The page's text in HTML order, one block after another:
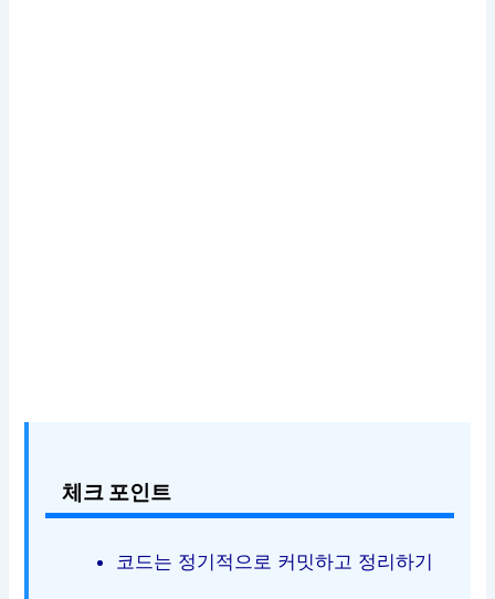
체크 포인트
코드는 정기적으로 커밋하고 정리하기